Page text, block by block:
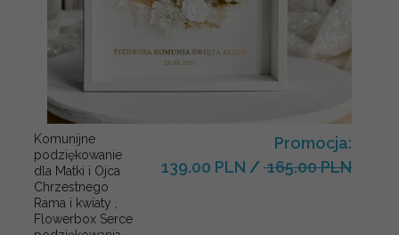
Komunijne
podziękowanie
dla Matki i Ojca
Chrzestnego
Rama i kwiaty ,
Flowerbox Serce
Promocja:
139.00 PLN / 165.00 PLN